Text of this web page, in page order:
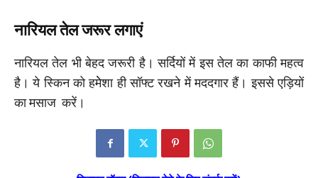
नारियल तेल जरूर लगाएं
नारियल तेल भी बेहद जरूरी है। सर्दियों में इस तेल का काफी महत्व
है। ये स्किन को हमेेशा ही सॉफ्ट रखने में मददगार हैं। इससे एड़ियों
का मसाज करें।